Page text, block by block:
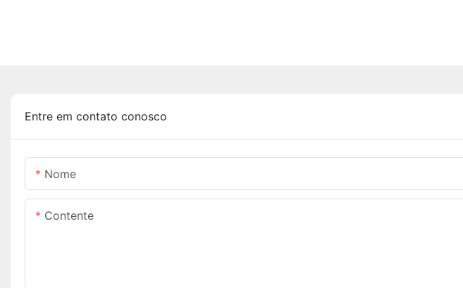
Entre em contato conosco
Nome
Contente